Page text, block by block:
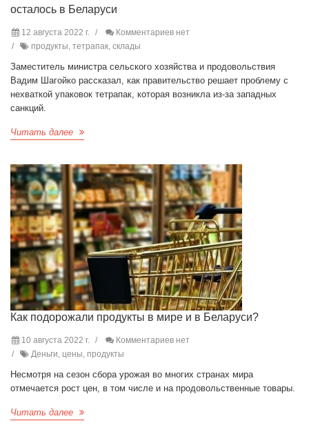
осталось в Беларуси
12 августа 2022 г.
Комментариев нет
продукты, тетрапак, склады
Заместитель министра сельского хозяйства и продовольствия
Вадим Шагойко рассказал, как правительство решает проблему с
нехваткой упаковок тетрапак, которая возникла из-за западных
санкций.
Читать далее
Как подорожали продукты в мире и в Беларуси?
10 августа 2022 г.
Комментариев нет
Деньги, цены, продукты
Несмотря на сезон сбора урожая во многих странах мира
отмечается рост цен, в том числе и на продовольственные товары.
Читать далее